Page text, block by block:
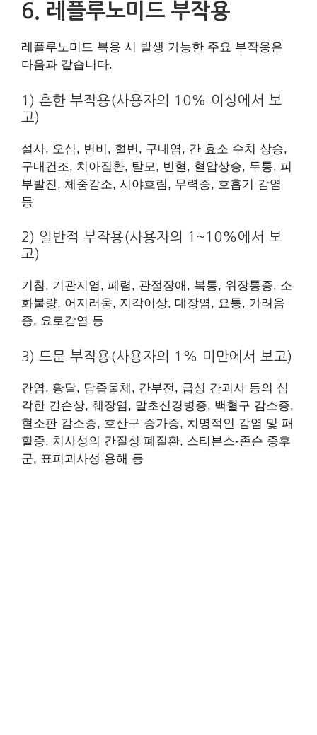
6. 레플루노미드 부작용
레플루노미드 복용 시 발생 가능한 주요 부작용은
다음과 같습니다.
1) 흔한 부작용(사용자의 10% 이상에서 보
고)
설사, 오심, 변비, 혈변, 구내염, 간 효소 수치 상승,
구내건조, 치아질환, 탈모, 빈혈, 혈압상승, 두통, 피
부발진, 체중감소, 시야흐림, 무력증, 호흡기 감염
등
2) 일반적 부작용(사용자의 1~10%에서 보
고)
기침, 기관지염, 폐렴, 관절장애, 복통, 위장통증, 소
화불량, 어지러움, 지각이상, 대장염, 요통, 가려움
증, 요로감염 등
3) 드문 부작용(사용자의 1% 미만에서 보고)
간염, 황달, 담즙울체, 간부전, 급성 간괴사 등의 심
각한 간손상, 췌장염, 말초신경병증, 백혈구 감소증,
혈소판 감소증, 호산구 증가증, 치명적인 감염 및 패
혈증, 치사성의 간질성 폐질환, 스티븐스-존슨 증후
군, 표피괴사성 용해 등